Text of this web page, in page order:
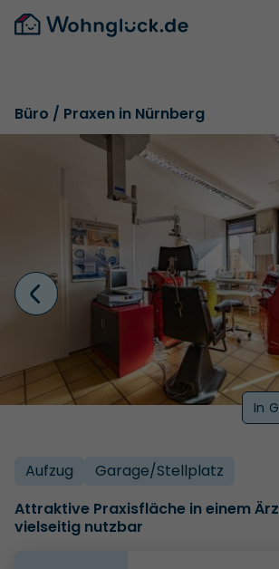
Büro / Praxen in Nürnberg
In
Aufzug
Garage/­Stellplatz
Attraktive Praxisfläche in einem
vielseitig nutzbar